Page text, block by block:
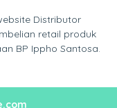
Distributor
retail produk
BP Ippho Santosa.